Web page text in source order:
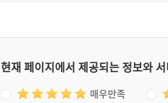
현재 페이지에서 제공되는 정보와
매우만족